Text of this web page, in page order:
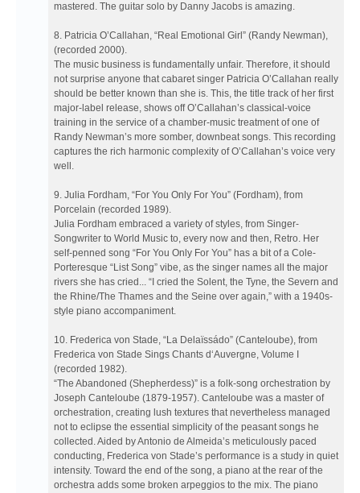
mastered. The guitar solo by Danny Jacobs is amazing.
8. Patricia O’Callahan, “Real Emotional Girl” (Randy Newman),
(recorded 2000).
The music business is fundamentally unfair. Therefore, it should
not surprise anyone that cabaret singer Patricia O’Callahan really
should be better known than she is. This, the title track of her first
major-label release, shows off O’Callahan’s classical-voice
training in the service of a chamber-music treatment of one of
Randy Newman’s more somber, downbeat songs. This recording
captures the rich harmonic complexity of O’Callahan’s voice very
well.
9. Julia Fordham, “For You Only For You” (Fordham), from
Porcelain (recorded 1989).
Julia Fordham embraced a variety of styles, from Singer-
Songwriter to World Music to, every now and then, Retro. Her
self-penned song “For You Only For You” has a bit of a Cole-
Porteresque “List Song” vibe, as the singer names all the major
rivers she has cried... “I cried the Solent, the Tyne, the Severn and
the Rhine/The Thames and the Seine over again,” with a 1940s-
style piano accompaniment.
10. Frederica von Stade, “La Delaïssádo” (Canteloube), from
Frederica von Stade Sings Chants d‘Auvergne, Volume I
(recorded 1982).
“The Abandoned (Shepherdess)” is a folk-song orchestration by
Joseph Canteloube (1879-1957). Canteloube was a master of
orchestration, creating lush textures that nevertheless managed
not to eclipse the essential simplicity of the peasant songs he
collected. Aided by Antonio de Almeida’s meticulously paced
conducting, Frederica von Stade’s performance is a study in quiet
intensity. Toward the end of the song, a piano at the rear of the
orchestra adds some broken arpeggios to the mix. The piano